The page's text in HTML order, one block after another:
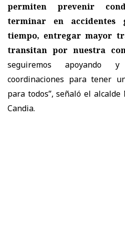
permiten prevenir
terminar en accidentes
tiempo, entregar mayor
transitan por nuestra
seguiremos apoyando
coordinaciones para tener
para todos”, señaló el alcalde
Candia.